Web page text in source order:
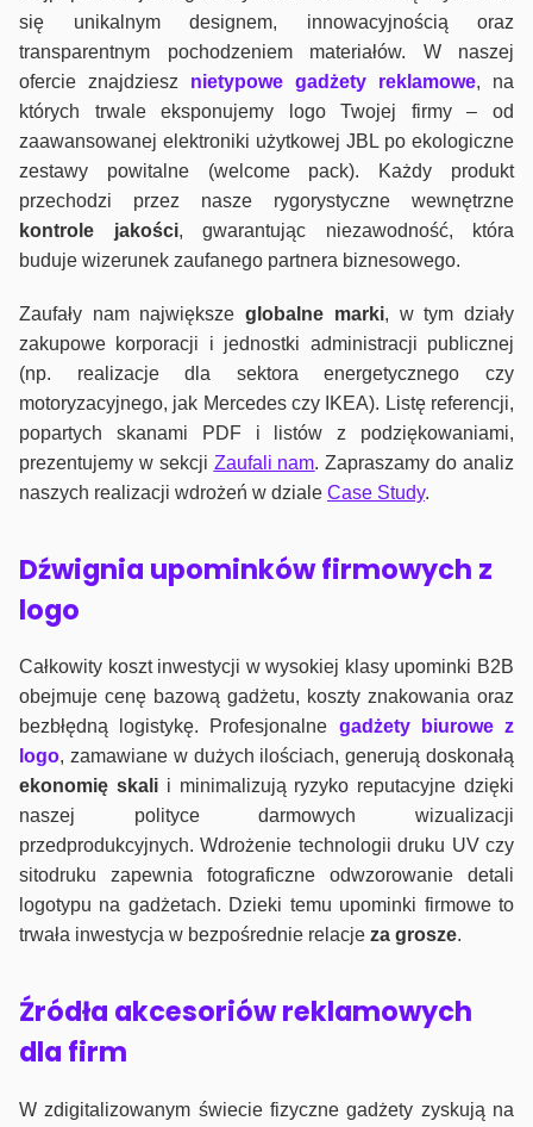
się unikalnym designem, innowacyjnością oraz
transparentnym pochodzeniem materiałów. W naszej
ofercie znajdziesz nietypowe gadżety reklamowe, na
których trwale eksponujemy logo Twojej firmy – od
zaawansowanej elektroniki użytkowej JBL po ekologiczne
zestawy powitalne (welcome pack). Każdy produkt
przechodzi przez nasze rygorystyczne wewnętrzne
kontrole jakości, gwarantując niezawodność, która
buduje wizerunek zaufanego partnera biznesowego.
Zaufały nam największeglobalne marki, w tym działy
zakupowe korporacji i jednostki administracji publicznej
(np. realizacje dla sektora energetycznego czy
motoryzacyjnego, jak Mercedes czy IKEA). Listę referencji,
popartych skanami PDF i listów z podziękowaniami,
prezentujemy w sekcji Zaufali nam. Zapraszamy do analiz
naszych realizacji wdrożeń w dziale Case Study.
Dźwignia upominków firmowych z
logo
Całkowity koszt inwestycji w wysokiej klasy upominki B2B
obejmuje cenę bazową gadżetu, koszty znakowania oraz
bezbłędną logistykę. Profesjonalne gadżety biurowe z
logo, zamawiane w dużych ilościach, generują doskonałą
ekonomię skalii minimalizują ryzyko reputacyjne dzięki
naszej polityce darmowych wizualizacji
przedprodukcyjnych. Wdrożenie technologii druku UV czy
sitodruku zapewnia fotograficzne odwzorowanie detali
logotypu na gadżetach. Dzieki temu upominki firmowe to
trwała inwestycja w bezpośrednie relacje za grosze.
Źródła akcesoriów reklamowych
dla firm
W zdigitalizowanym świecie fizyczne gadżety zyskują na